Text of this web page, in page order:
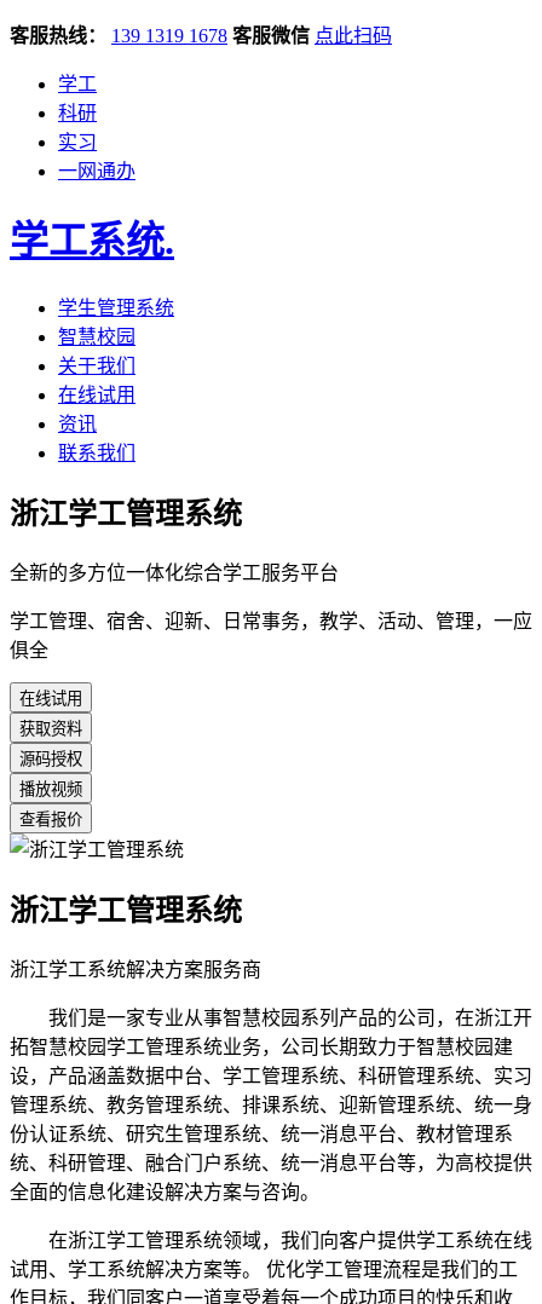
客服热线： 139 1319 1678 客服微信 点此扫码
学工
科研
实习
一网通办
学工系统.
学生管理系统
智慧校园
关于我们
在线试用
资讯
联系我们
浙江学工管理系统
全新的多方位一体化综合学工服务平台
学工管理、宿舍、迎新、日常事务，教学、活动、管理，一应
俱全
在线试用
获取资料
源码授权
播放视频
查看报价
浙江学工管理系统
浙江学工系统解决方案服务商
我们是一家专业从事智慧校园系列产品的公司，在浙江开
拓智慧校园学工管理系统业务，公司长期致力于智慧校园建
设，产品涵盖数据中台、学工管理系统、科研管理系统、实习
管理系统、教务管理系统、排课系统、迎新管理系统、统一身
份认证系统、研究生管理系统、统一消息平台、教材管理系
统、科研管理、融合门户系统、统一消息平台等，为高校提供
全面的信息化建设解决方案与咨询。
在浙江学工管理系统领域，我们向客户提供学工系统在线
试用、学工系统解决方案等。 优化学工管理流程是我们的工
作目标，我们同客户一道享受着每一个成功项目的快乐和收